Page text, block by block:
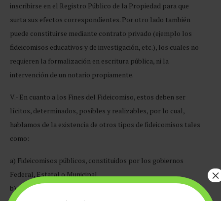
inscribirse en el Registro Público de la Propiedad para que
surta sus efectos correspondientes. Por otro lado también
puede constituirse mediante contrato privado (ejemplo los
fideicomisos educativos y de investigación, etc.), los cuales no
requieren la formalización en escritura pública, ni la
intervención de un notario propiamente.
V.- En cuanto a los Fines del Fideicomiso, estos deben ser
lícitos, determinados, posibles y realizables, por lo cual,
hablamos de la existencia de otros tipos de fideicomisos tales
como:
a) Fideicomisos públicos, constituidos por los gobiernos
Federal, Estatal o Municipal.
b) Fines de beneficencia, científicos o culturales.
×